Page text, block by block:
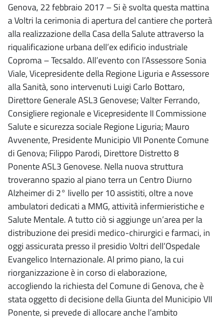
Genova, 22 febbraio 2017 – Si è svolta questa mattina
a Voltri la cerimonia di apertura del cantiere che porterà
alla realizzazione della Casa della Salute attraverso la
riqualificazione urbana dell’ex edificio industriale
Coproma – Tecsaldo. All’evento con l’Assessore Sonia
Viale, Vicepresidente della Regione Liguria e Assessore
alla Sanità, sono intervenuti Luigi Carlo Bottaro,
Direttore Generale ASL3 Genovese; Valter Ferrando,
Consigliere regionale e Vicepresidente II Commissione
Salute e sicurezza sociale Regione Liguria; Mauro
Avvenente, Presidente Municipio VII Ponente Comune
di Genova; Filippo Parodi, Direttore Distretto 8
Ponente ASL3 Genovese. Nella nuova struttura
troveranno spazio al piano terra un Centro Diurno
Alzheimer di 2° livello per 10 assistiti, oltre a nove
ambulatori dedicati a MMG, attività infermieristiche e
Salute Mentale. A tutto ciò si aggiunge un’area per la
distribuzione dei presidi medico-chirurgici e farmaci, in
oggi assicurata presso il presidio Voltri dell’Ospedale
Evangelico Internazionale. Al primo piano, la cui
riorganizzazione è in corso di elaborazione,
accogliendo la richiesta del Comune di Genova, che è
stata oggetto di decisione della Giunta del Municipio VII
Ponente, si prevede di allocare anche l’ambito